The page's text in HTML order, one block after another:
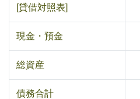
[貸借対照表]
現金・預金
総資産
債務合計